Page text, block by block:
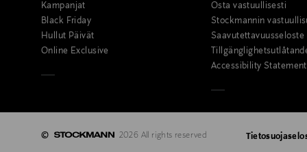
Kampanjat
Black Friday
Hullut Päivät
Online Exclusive
Osta vastuullisesti
Stockmannin
Saavutettavuusseloste
Accessibility Statement
© 2026 All rights reserved